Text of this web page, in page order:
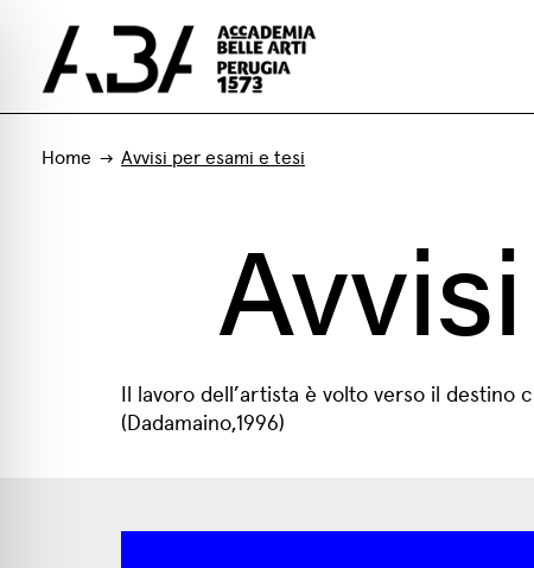
Home Avvisi per esami e tesi
Il lavoro dell’artista è volto verso il destino
(Dadamaino,1996)